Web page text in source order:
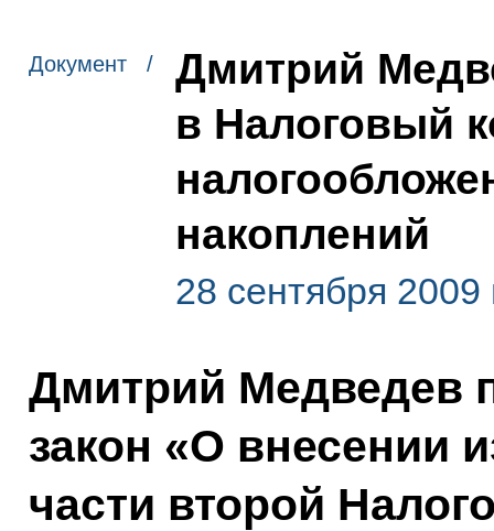
Документ /
Дмитрий
в Налоговый
накоплений
28 сентября 2009
Дмитрий Медведев
закон «О внесении
части второй